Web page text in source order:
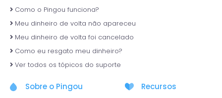
Como o Pingou funciona?
Meu dinheiro de volta não apareceu
Meu dinheiro de volta foi cancelado
Como eu resgato meu dinheiro?
Ver todos os tópicos do suporte
Sobre o Pingou Recursos